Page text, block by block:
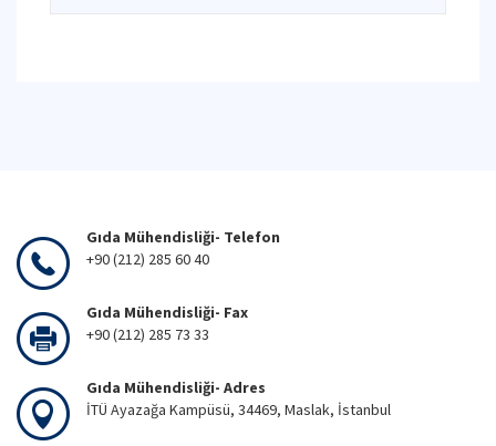
Gıda Mühendisliği- Telefon
+90 (212) 285 60 40
Gıda Mühendisliği- Fax
+90 (212) 285 73 33
Gıda Mühendisliği- Adres
İTÜ Ayazağa Kampüsü, 34469, Maslak, İstanbul